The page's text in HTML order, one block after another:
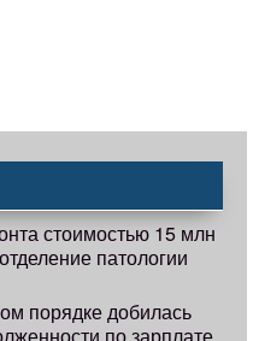
стоимостью 15 млн
патологии
порядке добилась